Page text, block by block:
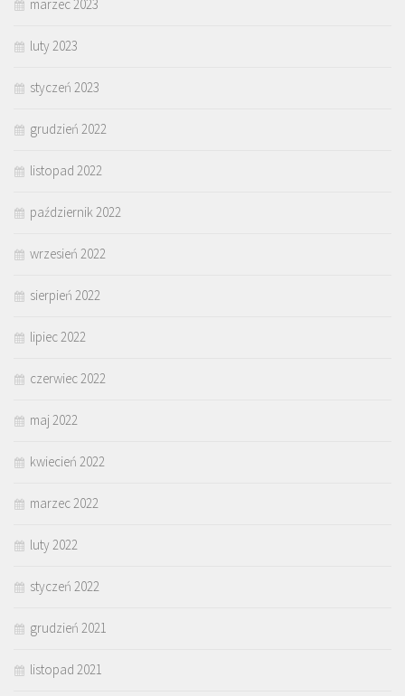
marzec 2023
luty 2023
styczeń 2023
grudzień 2022
listopad 2022
październik 2022
wrzesień 2022
sierpień 2022
lipiec 2022
czerwiec 2022
maj 2022
kwiecień 2022
marzec 2022
luty 2022
styczeń 2022
grudzień 2021
listopad 2021